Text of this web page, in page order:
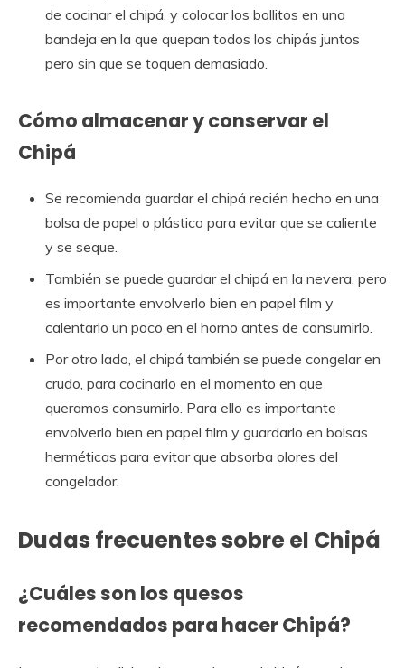
de cocinar el chipá, y colocar los bollitos en una
bandeja en la que quepan todos los chipás juntos
pero sin que se toquen demasiado.
Cómo almacenar y conservar el
Chipá
Se recomienda guardar el chipá recién hecho en una
bolsa de papel o plástico para evitar que se caliente
y se seque.
También se puede guardar el chipá en la nevera, pero
es importante envolverlo bien en papel film y
calentarlo un poco en el horno antes de consumirlo.
Por otro lado, el chipá también se puede congelar en
crudo, para cocinarlo en el momento en que
queramos consumirlo. Para ello es importante
envolverlo bien en papel film y guardarlo en bolsas
herméticas para evitar que absorba olores del
congelador.
Dudas frecuentes sobre el Chipá
¿Cuáles son los quesos
recomendados para hacer Chipá?